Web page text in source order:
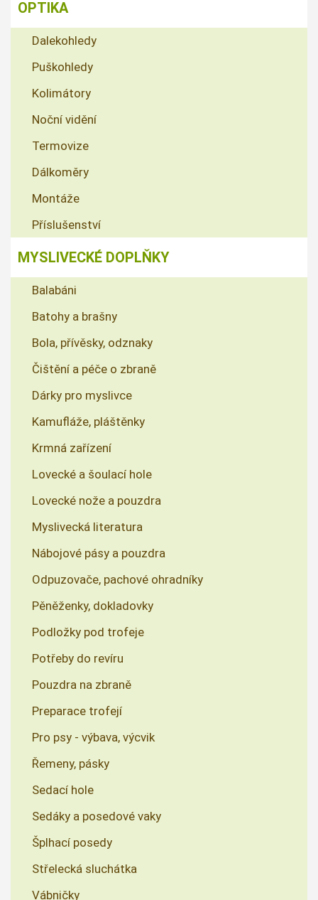
OPTIKA
Dalekohledy
Puškohledy
Kolimátory
Noční vidění
Termovize
Dálkoměry
Montáže
Příslušenství
MYSLIVECKÉ DOPLŇKY
Balabáni
Batohy a brašny
Bola, přívěsky, odznaky
Čištění a péče o zbraně
Dárky pro myslivce
Kamufláže, pláštěnky
Krmná zařízení
Lovecké a šoulací hole
Lovecké nože a pouzdra
Myslivecká literatura
Nábojové pásy a pouzdra
Odpuzovače, pachové ohradníky
Pěněženky, dokladovky
Podložky pod trofeje
Potřeby do revíru
Pouzdra na zbraně
Preparace trofejí
Pro psy - výbava, výcvik
Řemeny, pásky
Sedací hole
Sedáky a posedové vaky
Šplhací posedy
Střelecká sluchátka
Vábničky